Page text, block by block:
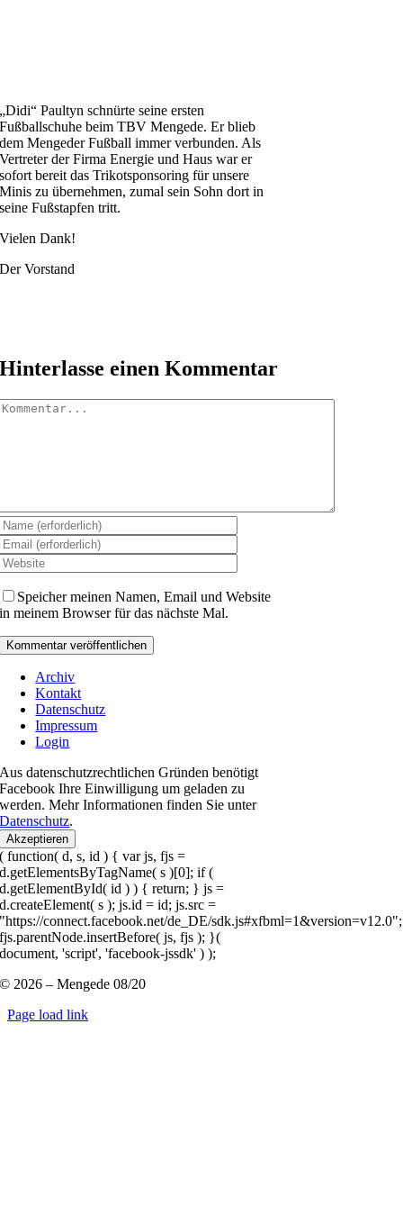
„Didi“ Paultyn schnürte seine ersten
Fußballschuhe beim TBV Mengede. Er blieb
dem Mengeder Fußball immer verbunden. Als
Vertreter der Firma Energie und Haus war er
sofort bereit das Trikotsponsoring für unsere
Minis zu übernehmen, zumal sein Sohn dort in
seine Fußstapfen tritt.
Vielen Dank!
Der Vorstand
Hinterlasse einen Kommentar
Speicher meinen Namen, Email und Website
in meinem Browser für das nächste Mal.
Archiv
Kontakt
Datenschutz
Impressum
Login
Aus datenschutzrechtlichen Gründen benötigt
Facebook Ihre Einwilligung um geladen zu
werden. Mehr Informationen finden Sie unter
Datenschutz.
Akzeptieren
( function( d, s, id ) { var js, fjs =
d.getElementsByTagName( s )[0]; if (
d.getElementById( id ) ) { return; } js =
d.createElement( s ); js.id = id; js.src =
"https://connect.facebook.net/de_DE/sdk.js#xfbml=1&version=v12.0";
fjs.parentNode.insertBefore( js, fjs ); }(
document, 'script', 'facebook-jssdk' ) );
© 2026 – Mengede 08/20
Page load link